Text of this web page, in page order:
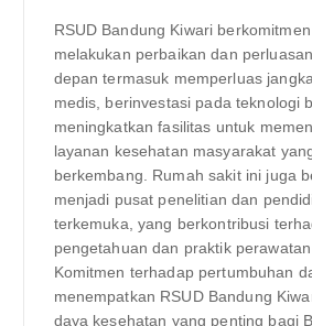
RSUD Bandung Kiwari
melakukan perbaikan dan
depan termasuk memperluas
medis, berinvestasi pada teknologi
meningkatkan fasilitas untuk
layanan kesehatan masyarakat
berkembang. Rumah sakit ini juga
menjadi pusat penelitian dan
terkemuka, yang berkontribusi
pengetahuan dan praktik perawatan
Komitmen terhadap pertumbuhan
menempatkan RSUD Bandung
daya kesehatan yang penting bagi